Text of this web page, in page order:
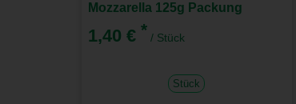
Mozzarella 125g Packung
1,40 € * / Stück
Stück